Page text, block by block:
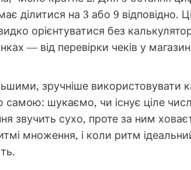
ділитися на 3 або 9 відповідно.
орієнтуватися без
— від перевірки чеків у
зручніше використовувати
самою: шукаємо, чи існує ціле
звучить сухо, проте за ним
множення, і коли ритм